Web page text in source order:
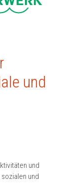
und
und
und